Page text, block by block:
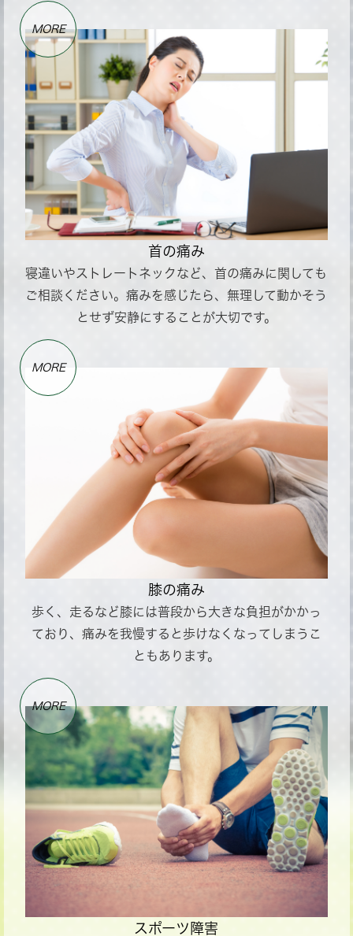
MORE
首の痛み
寝違いやストレートネックなど、首の痛みに関しても
ご相談ください。痛みを感じたら、無理して動かそう
とせず安静にすることが大切です。
MORE
膝の痛み
歩く、走るなど膝には普段から大きな負担がかかっ
ており、痛みを我慢すると歩けなくなってしまうこ
ともあります。
MORE
スポーツ障害